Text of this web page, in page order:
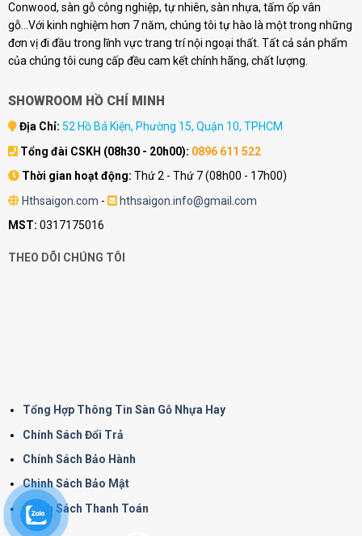
Conwood, sàn gỗ công nghiệp, tự nhiên, sàn nhựa, tấm ốp vân
gỗ...Với kinh nghiệm hơn 7 năm, chúng tôi tự hào là một trong những
đơn vị đi đầu trong lĩnh vực trang trí nội ngoại thất. Tất cả sản phẩm
của chúng tôi cung cấp đều cam kết chính hãng, chất lượng.
SHOWROOM HỒ CHÍ MINH
Địa Chỉ: 52 Hồ Bá Kiện, Phường 15, Quận 10, TPHCM
Tổng đài CSKH (08h30 - 20h00): 0896 611 522
Thời gian hoạt động: Thứ 2 - Thứ 7 (08h00 - 17h00)
Hthsaigon.com -
hthsaigon.info@gmail.com
MST: 0317175016
THEO DÕI CHÚNG TÔI
Tổng Hợp Thông Tin Sàn Gỗ Nhựa Hay
Chính Sách Đổi Trả
Chính Sách Bảo Hành
Chinh Sách Bảo Mật
Chính Sách Thanh Toán